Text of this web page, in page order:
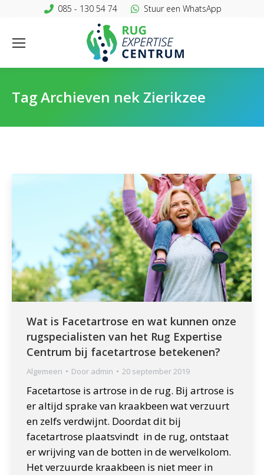
085 - 130 54 74 Stuur een WhatsApp
Tag Archieven nek Zierikzee
Wat is Facetartrose en wat kunnen onze
rugspecialisten van het Rug Expertise
Centrum bij facetartrose betekenen?
Algemeen Door admin 20 september 2019
Facetartose is artrose in de rug. Bij artrose is
er altijd sprake van kraakbeen wat verzuurt
en zelfs verdwijnt. Doordat dit bij
facetartrose plaatsvindt in de rug, ontstaat
er wrijving van de botten in de wervelkolom.
Het verzuurde kraakbeen is niet meer in